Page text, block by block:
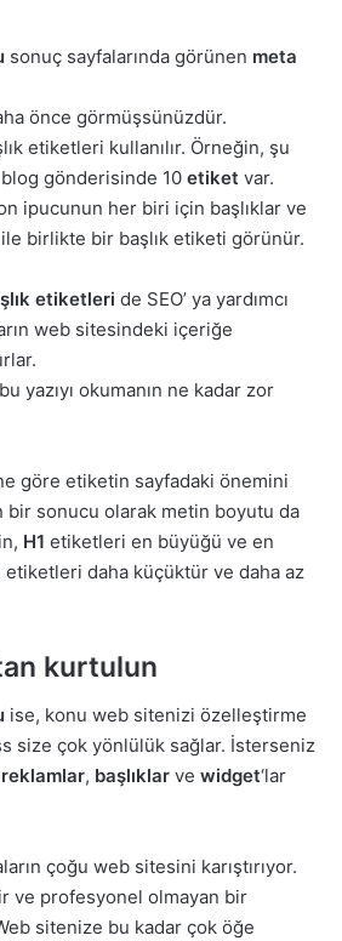
sonuç sayfalarında görünen meta
önce görmüşsünüzdür.
etiketleri kullanılır. Örneğin, şu
gönderisinde 10 etiket var.
ipucunun her biri için başlıklar ve
birlikte bir başlık etiketi görünür.
etiketleri de SEO’ ya yardımcı
web sitesindeki içeriğe
yazıyı okumanın ne kadar zor
göre etiketin sayfadaki önemini
sonucu olarak metin boyutu da
H1 etiketleri en büyüğü ve en
etiketleri daha küçüktür ve daha az
kurtulun
ise, konu web sitenizi özelleştirme
size çok yönlülük sağlar. İsterseniz
reklamlar, başlıklar ve widget‘lar
çoğu web sitesini karıştırıyor.
ve profesyonel olmayan bir
sitenize bu kadar çok öğe